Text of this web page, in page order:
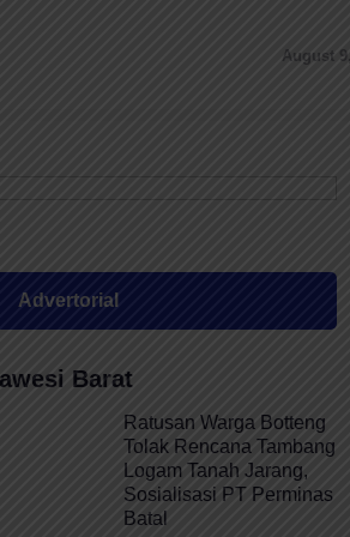
August
Advertorial
Barat
Ratusan Warga Botteng
Tolak Rencana Tambang
Logam Tanah Jarang,
Sosialisasi PT Perminas
Batal